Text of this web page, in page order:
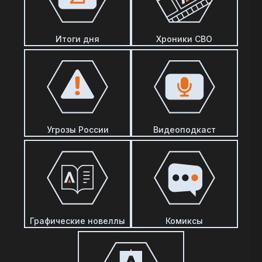
Итоги дня Хроники СВО
Угрозы России Видеоподкаст
Графические новеллы Комиксы